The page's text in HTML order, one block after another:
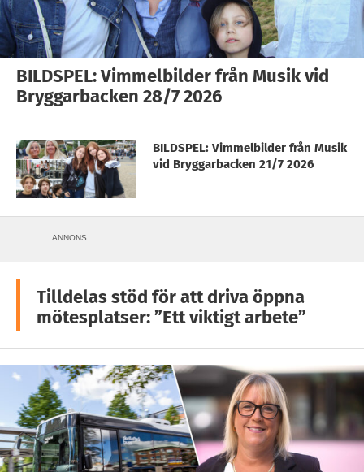
BILDSPEL: Vimmelbilder från Musik vid
Bryggarbacken 28/7 2026
BILDSPEL: Vimmelbilder från Musik
vid Bryggarbacken 21/7 2026
ANNONS
Tilldelas stöd för att driva öppna
mötesplatser: ”Ett viktigt arbete”